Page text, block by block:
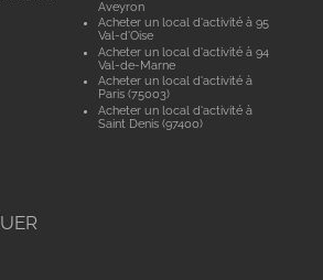
Aveyron
Acheter un local d'activité à 95
Val-d'Oise
Acheter un local d'activité à 94
Val-de-Marne
Acheter un local d'activité à
Paris (75003)
Acheter un local d'activité à
Saint Denis (97400)